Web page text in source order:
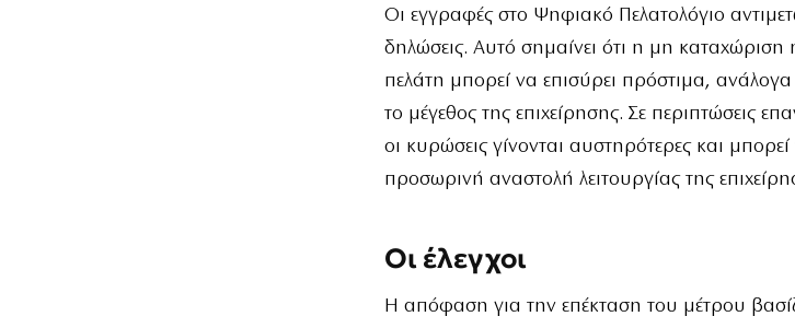
Οι εγγραφές στο Ψηφιακό Πελατολόγιο
δηλώσεις. Αυτό σημαίνει ότι η μη
πελάτη μπορεί να επισύρει πρόστιμα,
το μέγεθος της επιχείρησης. Σε περιπτώσεις
οι κυρώσεις γίνονται αυστηρότερες και
προσωρινή αναστολή λειτουργίας της
Οι έλεγχοι
Η απόφαση για την επέκταση του μέτρου